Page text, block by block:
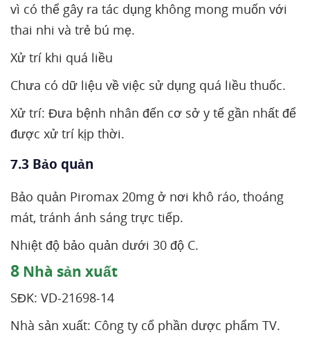
vì có thể gây ra tác dụng không mong muốn với
thai nhi và trẻ bú mẹ.
Xử trí khi quá liều
Chưa có dữ liệu về việc sử dụng quá liều thuốc.
Xử trí: Đưa bệnh nhân đến cơ sở y tế gần nhất để
được xử trí kịp thời.
7.3 Bảo quản
Bảo quản Piromax 20mg ở nơi khô ráo, thoáng
mát, tránh ánh sáng trực tiếp.
Nhiệt độ bảo quản dưới 30 độ C.
8 Nhà sản xuất
SĐK: VD-21698-14
Nhà sản xuất: Công ty cổ phần dược phẩm TV.